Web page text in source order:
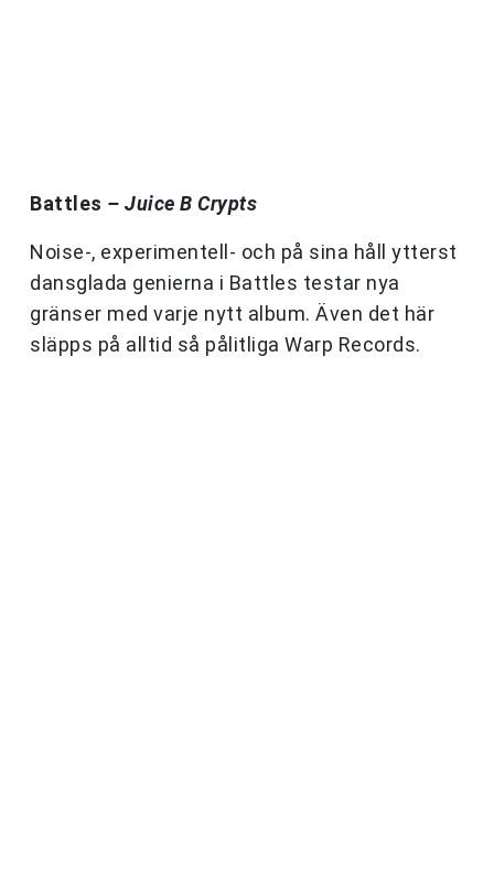
Battles – Juice B Crypts
Noise-, experimentell- och på sina håll ytterst
dansglada genierna i Battles testar nya
gränser med varje nytt album. Även det här
släpps på alltid så pålitliga Warp Records.